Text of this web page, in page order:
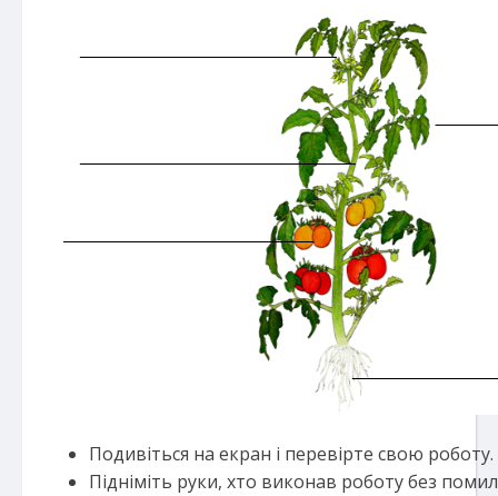
Подивіться на екран і перевірте свою роботу.
Підніміть руки, хто виконав роботу без